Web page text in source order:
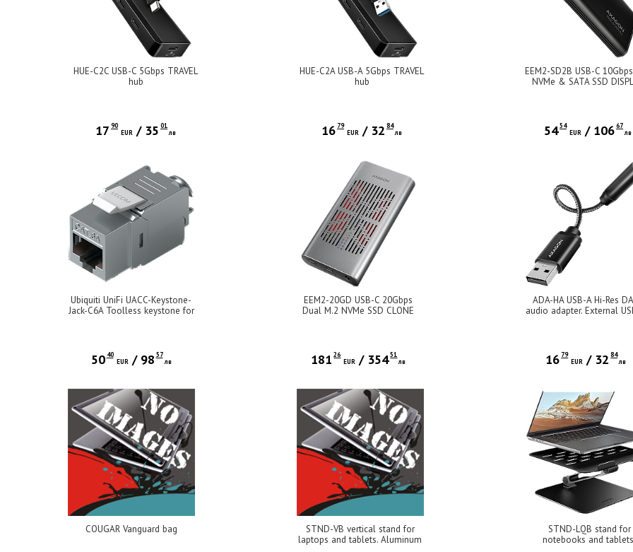
HUE-C2C USB-C 5Gbps TRAVEL
hub
17 90
EUR / 35 01
лв
HUE-C2A USB-A 5Gbps TRAVEL
hub
16 79
EUR / 32 84
лв
EEM2-SD2B USB-C
NVMe & SATA SSD
5454
EUR / 10667
лв
Ubiquiti UniFi UACC-Keystone-
Jack-C6A Toolless keystone for
(12) Keystone Jacks per pack
50 40
EUR/ 98 57
лв
EEM2-20GD USB-C 20Gbps
Dual M.2 NVMe SSD CLONE
cloning functionality.
181 26
EUR / 35451
лв
ADA-HA USB-A Hi-Res
audio adapter. External
16 79
EUR / 32 84
лв
COUGAR Vanguard bag
STND-VB vertical stand for
laptops and tablets. Aluminum
STND-LQB stand for
notebooks and